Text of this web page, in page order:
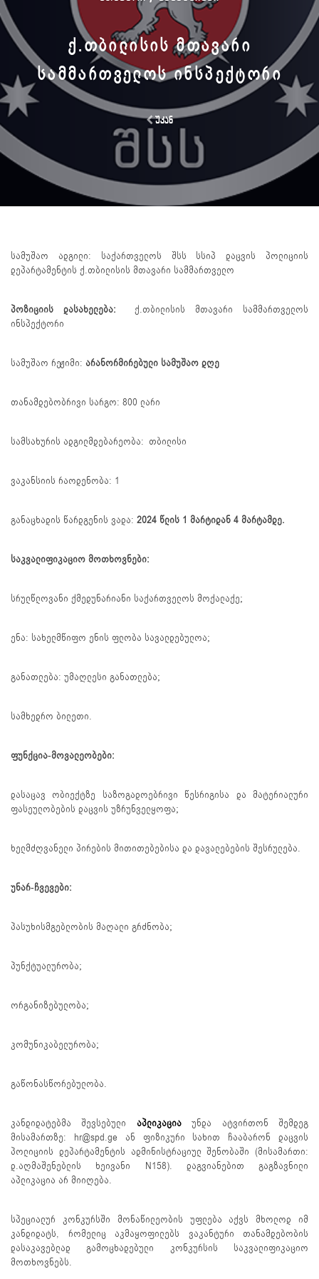
Ქ.ᲗᲑᲘᲚᲘᲡᲘᲡ ᲛᲗᲐᲕᲐᲠᲘ
ᲡᲐᲛᲛᲐᲠᲗᲕᲔᲚᲝᲡ ᲘᲜᲡᲞᲔᲥᲢᲝᲠᲘ
უკან
სამუშაო ადგილი: საქართველოს შსს სსიპ დაცვის პოლიციის
დეპარტამენტის ქ.თბილისის მთავარი სამმართველო
პოზიციის დასახელება: ქ.თბილისის მთავარი სამმართველოს
ინსპექტორი
სამუშაო რეჟიმი: არანორმირებული სამუშაო დღე
თანამდებობრივი სარგო: 800 ლარი
სამსახურის ადგილმდებარეობა: თბილისი
ვაკანსიის რაოდენობა: 1
განაცხადის წარდგენის ვადა: 2024 წლის 1 მარტიდან 4 მარტამდე.
საკვალიფიკაციო მოთხოვნები:
სრულწლოვანი ქმედუნარიანი საქართველოს მოქალაქე;
ენა: სახელმწიფო ენის ფლობა სავალდებულოა;
განათლება: უმაღლესი განათლება;
სამხედრო ბილეთი.
ფუნქცია-მოვალეობები:
დასაცავ ობიექტზე საზოგადოებრივი წესრიგისა და მატერიალური
ფასეულობების დაცვის უზრუნველყოფა;
ხელმძღვანელი პირების მითითებებისა და დავალებების შესრულება.
უნარ-ჩვევები:
პასუხისმგებლობის მაღალი გრძნობა;
პუნქტუალურობა;
ორგანიზებულობა;
კომუნიკაბელურობა;
გაწონასწორებულობა.
კანდიდატებმა შევსებული აპლიკაცია
უნდა ატვირთონ შემდეგ
მისამართზე: hr@spd.ge ან ფიზიკური სახით ჩააბარონ დაცვის
პოლიციის დეპარტამენტის ადმინისტრაციულ შენობაში (მისამართი:
დ.აღმაშენებლის ხეივანი N158). დაგვიანებით გაგზავნილი
აპლიკაცია არ მიიღება.
სპეციალურ კონკურსში მონაწილეობის უფლება აქვს მხოლოდ იმ
კანდიდატს, რომელიც აკმაყოფილებს ვაკანტური თანამდებობის
დასაკავებლად გამოცხადებული კონკურსის საკვალიფიკაციო
მოთხოვნებს.